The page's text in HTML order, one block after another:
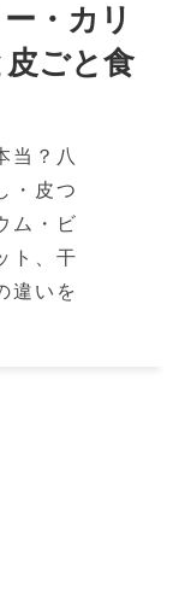
・カリ
ごと食
当？八
・皮つ
ム・ビ
ト、干
違いを